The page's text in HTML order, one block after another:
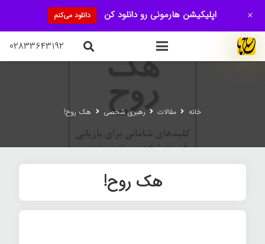
۰۲۸۳۳۶۴۳۱۹۲
خانه مقالات رهبری شخصی هک روح!
هک روح!
اپلیکیشن هارمونی رو دانلود کن دانلود می‌کنم +